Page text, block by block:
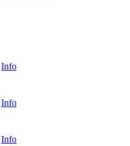
Info
Info
Info